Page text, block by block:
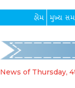
હોમ મુખ્ય
News of Thursday,